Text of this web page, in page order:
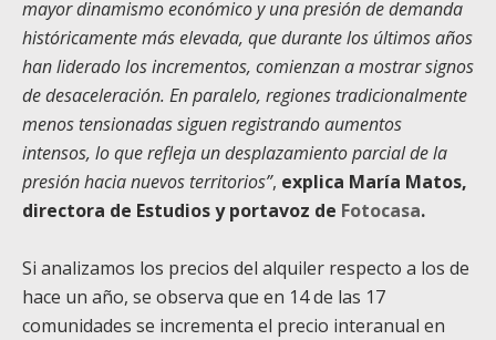
mayor dinamismo económico y una presión de demanda
históricamente más elevada, que durante los últimos años
han liderado los incrementos, comienzan a mostrar signos
de desaceleración. En paralelo, regiones tradicionalmente
menos tensionadas siguen registrando aumentos
intensos, lo que refleja un desplazamiento parcial de la
presión hacia nuevos territorios”, explica María Matos,
directora de Estudios y portavoz de Fotocasa.
Si analizamos los precios del alquiler respecto a los de
hace un año, se observa que en 14 de las 17
comunidades se incrementa el precio interanual en